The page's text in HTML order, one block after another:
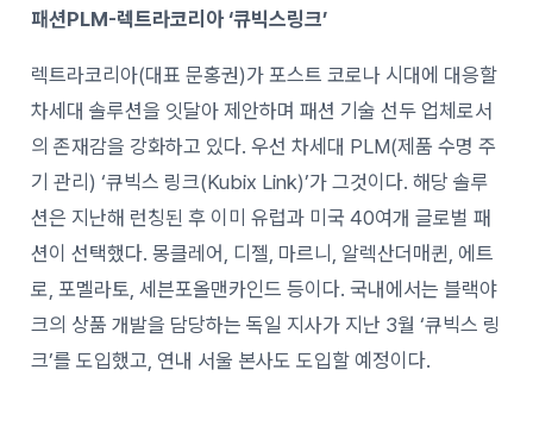
패션PLM-렉트라코리아 ‘큐빅스링크’
렉트라코리아(대표 문홍권)가 포스트 코로나 시대에 대응할
차세대 솔루션을 잇달아 제안하며 패션 기술 선두 업체로서
의 존재감을 강화하고 있다. 우선 차세대 PLM(제품 수명 주
기 관리) ‘큐빅스 링크(Kubix Link)’가 그것이다. 해당 솔루
션은 지난해 런칭된 후 이미 유럽과 미국 40여개 글로벌 패
션이 선택했다. 몽클레어, 디젤, 마르니, 알렉산더매퀸, 에트
로, 포멜라토, 세븐포올맨카인드 등이다. 국내에서는 블랙야
크의 상품 개발을 담당하는 독일 지사가 지난 3월 ‘큐빅스 링
크’를 도입했고, 연내 서울 본사도 도입할 예정이다.